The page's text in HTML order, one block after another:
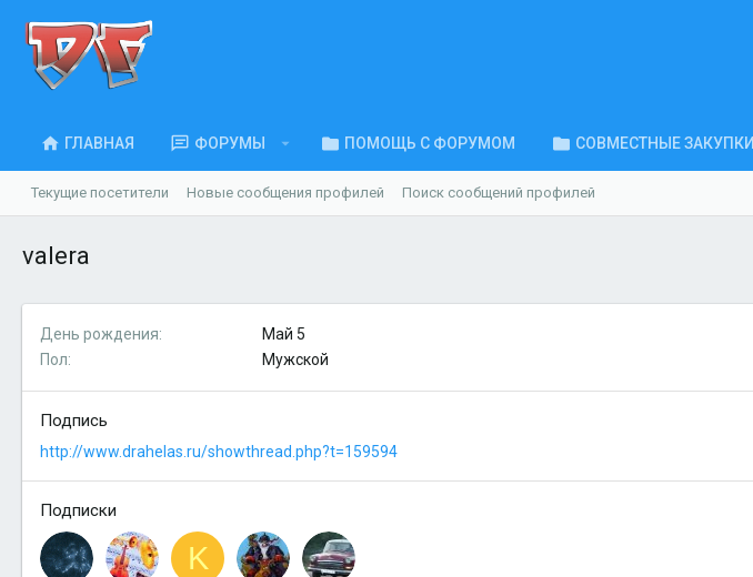
ГЛАВНАЯ ФОРУМЫ ПОМОЩЬ С ФОРУМОМ СОВМЕСТНЫЕ ЗАКУПКИ
Текущие посетители Новые сообщения профилей Поиск сообщений профилей
valera
День рождения
Май 5
Пол
Мужской
Подпись
http://www.drahelas.ru/showthread.php?t=159594
Подписки
K